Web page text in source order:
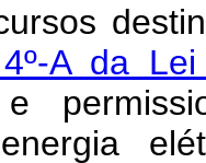
A da
e